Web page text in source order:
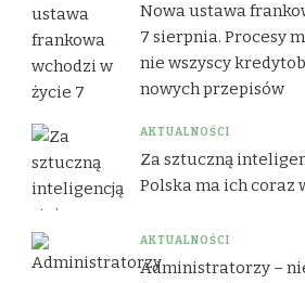
Nowa ustawa
7 sierpnia. Procesy
nie wszyscy
nowych przepisów
AKTUALNOŚCI
Za sztuczną
Polska ma ich coraz
AKTUALNOŚCI
Administratorzy –